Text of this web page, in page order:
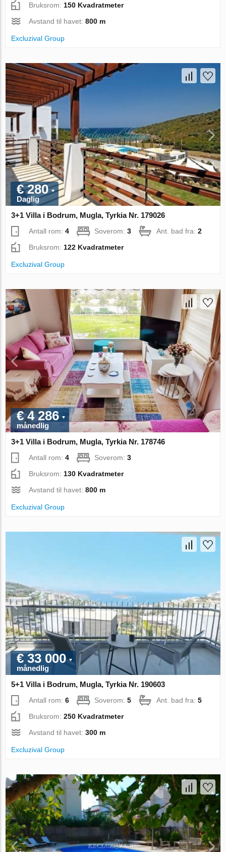
Bruksrom: 150 Kvadratmeter
Avstand til havet:800 m
Excluzival Group
€ 280
Daglig
3+1 Villa i Bodrum, Mugla, Tyrkia Nr. 179026
Antall rom:4 Soverom:3 Ant. bad fra:2
Bruksrom:122 Kvadratmeter
Excluzival Group
€ 4 286
månedlig
3+1 Villa i Bodrum, Mugla, Tyrkia Nr. 178746
Antall rom:4 Soverom:3
Bruksrom: 130 Kvadratmeter
Avstand til havet:800 m
Excluzival Group
€ 33 000
månedlig
5+1 Villa i Bodrum, Mugla, Tyrkia Nr. 190603
Antall rom:6 Soverom:5 Ant. bad fra:5
Bruksrom:250 Kvadratmeter
Avstand til havet:300 m
Excluzival Group